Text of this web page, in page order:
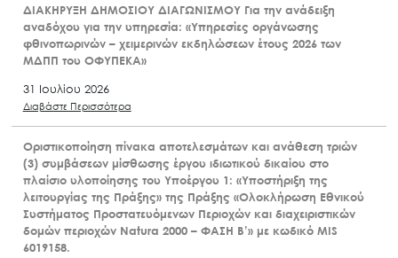
ΔΙΑΚΗΡΥΞΗ ΔΗΜΟΣΙΟΥ ΔΙΑΓΩΝΙΣΜΟΥ Για την ανάδειξη
αναδόχου για την υπηρεσία: «Υπηρεσίες οργάνωσης
φθινοπωρινών – χειμερινών εκδηλώσεων έτους 2026 των
ΜΔΠΠ του ΟΦΥΠΕΚΑ»
31 Ιουλίου 2026
Διαβάστε Περισσότερα
Οριστικοποίηση πίνακα αποτελεσμάτων και ανάθεση τριών
(3) συμβάσεων μίσθωσης έργου ιδιωτικού δικαίου στο
πλαίσιο υλοποίησης του Υποέργου 1: «Υποστήριξη της
λειτουργίας της Πράξης» της Πράξης «Ολοκλήρωση Εθνικού
Συστήματος Προστατευόμενων Περιοχών και διαχειριστικών
δομών περιοχών Natura 2000 – ΦΑΣΗ Β’» με κωδικό MIS
6019158.